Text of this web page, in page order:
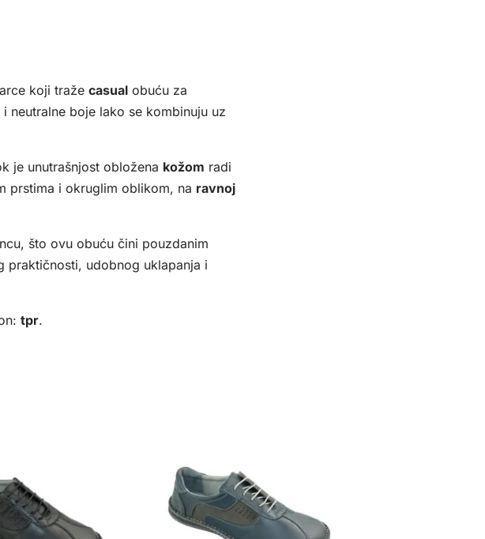
koji traže casual obuću za
neutralne boje lako se kombinuju uz
je unutrašnjost obložena kožom radi
prstima i okruglim oblikom, na ravnoj
što ovu obuću čini pouzdanim
praktičnosti, udobnog uklapanja i
tpr.